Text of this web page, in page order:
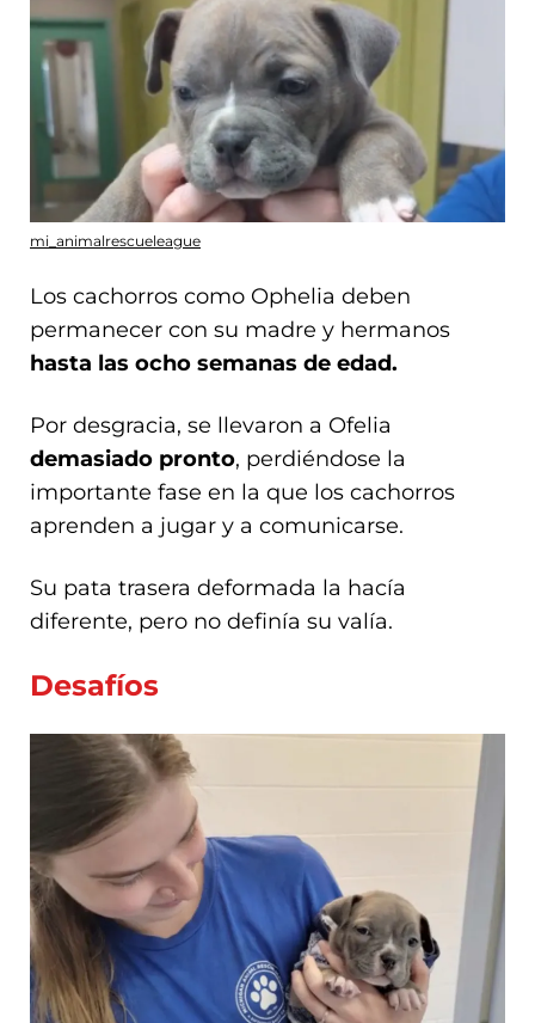
mi_animalrescueleague
Los cachorros como Ophelia deben
permanecer con su madre y hermanos
hasta las ocho semanas de edad.
Por desgracia, se llevaron a Ofelia
demasiado pronto, perdiéndose la
importante fase en la que los cachorros
aprenden a jugar y a comunicarse.
Su pata trasera deformada la hacía
diferente, pero no definía su valía.
Desafíos